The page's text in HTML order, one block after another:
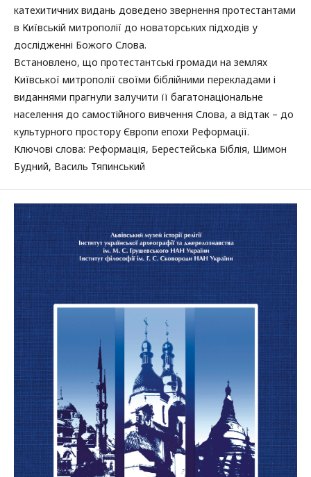
катехитичних видань доведено звернення протестантами
в Київській митрополії до новаторських підходів у
дослідженні Божого Слова.
Встановлено, що протестантські громади на землях
Київської митрополії своїми біблійними перекладами і
виданнями прагнули залучити її багатонаціональне
населення до самостійного вивчення Слова, а відтак – до
культурного простору Європи епохи Реформації.
Ключові слова: Реформація, Берестейська Біблія, Шимон
Будний, Василь Тяпинський